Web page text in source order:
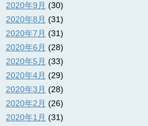
2020年9月 (30)
2020年8月 (31)
2020年7月 (31)
2020年6月 (28)
2020年5月 (33)
2020年4月 (29)
2020年3月 (28)
2020年2月 (26)
2020年1月 (31)